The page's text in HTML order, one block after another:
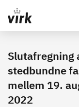
Gå direkte til indhold
Slutafregning
stedbundne
mellem 19.
2022